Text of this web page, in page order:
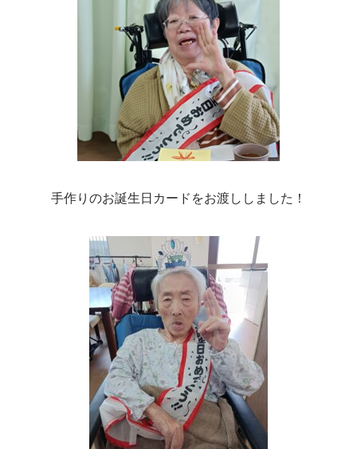
手作りのお誕生日カードをお渡ししました！